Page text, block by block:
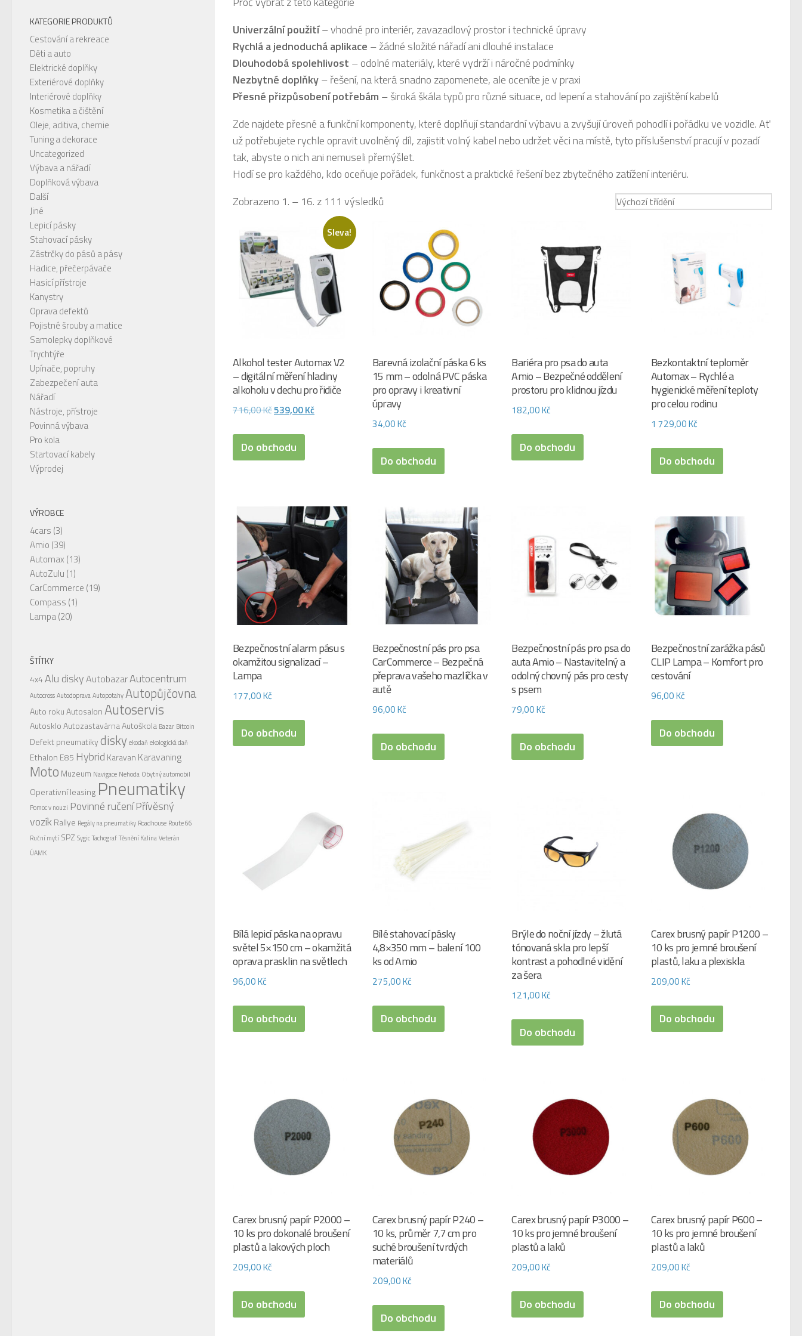
Univerzální použití– vhodné pro interiér, zavazadlový prostor i technické úpravy
Rychlá a jednoduchá aplikace – žádné složité nářadí ani dlouhé instalace
Dlouhodobá spolehlivost – odolné materiály, které vydrží i náročné podmínky
Nezbytné doplňky– řešení, na která snadno zapomenete, ale oceníte je v praxi
Přesné přizpůsobení potřebám – široká škála typů pro různé situace, od lepení a stahování po zajištění kabelů
Zde najdete přesné a funkční komponenty, které doplňují standardní výbavu a zvyšují úroveň pohodlí i pořádku ve vozidle. Ať
už potřebujete rychle opravit uvolněný díl, zajistit volný kabel nebo udržet věci na místě, tyto příslušenství pracují v pozadí
tak, abyste o nich ani nemuseli přemýšlet.
Hodí se pro každého, kdo oceňuje pořádek, funkčnost a praktické řešení bez zbytečného zatížení interiéru.
Zobrazeno 1. – 16. z 111 výsledků
Sleva!
Alkohol tester Automax V2
– digitální měření hladiny
alkoholu v dechu pro řidiče
716,00KčPůvodní
byla:
716,00 Kč.
539,00KčAktuální
Do obchodu
Barevná izolační páska 6 ks
15 mm – odolná PVC páska
pro opravy i kreativní
úpravy
34,00Kč
Do obchodu
Bariéra pro psa do auta
Amio – Bezpečné oddělení
prostoru pro klidnou jízdu
182,00Kč
Do obchodu
Bezkontaktní teploměr
Automax – Rychlé a
hygienické měření teploty
pro celou rodinu
1 729,00Kč
Do obchodu
Bezpečnostní alarm pásu s
okamžitou signalizací –
Lampa
177,00Kč
Do obchodu
Bezpečnostní pás pro psa
CarCommerce – Bezpečná
přeprava vašeho mazlíčka v
autě
96,00Kč
Do obchodu
Bezpečnostní pás pro psa do
auta Amio – Nastavitelný a
odolný chovný pás pro cesty
s psem
79,00Kč
Do obchodu
Bezpečnostní zarážka pásů
CLIP Lampa – Komfort pro
cestování
96,00Kč
Do obchodu
Bílá lepicí páska na opravu
světel 5×150 cm – okamžitá
oprava prasklin na světlech
96,00Kč
Do obchodu
Bílé stahovací pásky
4,8×350 mm – balení 100
ks od Amio
275,00Kč
Do obchodu
Brýle do noční jízdy – žlutá
tónovaná skla pro lepší
kontrast a pohodlné vidění
za šera
121,00Kč
Do obchodu
Carex brusný papír P1200 –
10 ks pro jemné broušení
plastů, laku a plexiskla
209,00Kč
Do obchodu
Carex brusný papír P2000 –
10 ks pro dokonalé broušení
plastů a lakových ploch
209,00Kč
Do obchodu
Carex brusný papír P240 –
10 ks, průměr 7,7 cm pro
suché broušení tvrdých
materiálů
209,00Kč
Do obchodu
Carex brusný papír P3000 –
10 ks pro jemné broušení
plastů a laků
209,00Kč
Do obchodu
Carex brusný papír P600 –
10 ks pro jemné broušení
plastů a laků
209,00Kč
Do obchodu
KATEGORIE PRODUKTŮ
Cestování a rekreace
Děti a auto
Elektrické doplňky
Exteriérové doplňky
Interiérové doplňky
Kosmetika a čištění
Oleje, aditiva, chemie
Tuning a dekorace
Uncategorized
Výbava a nářadí
Doplňková výbava
Další
Jiné
Lepicí pásky
Stahovací pásky
Zástrčky do pásů a pásy
Hadice, přečerpávače
Hasicí přístroje
Kanystry
Oprava defektů
Pojistné šrouby a matice
Samolepky doplňkové
Trychtýře
Upínače, popruhy
Zabezpečení auta
Nářadí
Nástroje, přístroje
Povinná výbava
Pro kola
Startovací kabely
Výprodej
VÝROBCE
4cars (3)
Amio (39)
Automax (13)
AutoZulu (1)
CarCommerce (19)
Compass (1)
Lampa(20)
ŠTÍTKY
4x4Alu diskyAutobazarAutocentrum
AutocrossAutodopravaAutopotahyAutopůjčovna
Auto rokuAutosalonAutoservis
AutoskloAutozastavárnaAutoškola Bazar Bitcoin
Defekt pneumatikydisky ekodaň ekologická daň
Ethalon E85 Hybrid Karavan Karavaning
Moto Muzeum Navigace Nehoda Obytný automobil
Operativní leasing Pneumatiky
Pomoc v nouzi Povinné ručeníPřívěsný
vozíkRallye Regály na pneumatiky Roadhouse Route 66
Ruční mytí SPZ SygicTachografTěsnění KalinaVeterán
ÚAMK